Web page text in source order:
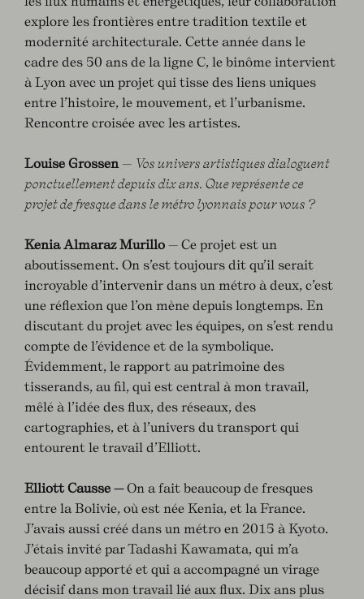
explore les frontières entre tradition textile et
modernité architecturale. Cette année dans le
cadre des 50 ans de la ligne C, le binôme intervient
à Lyon avec un projet qui tisse des liens uniques
entre l’histoire, le mouvement, et l’urbanisme.
Rencontre croisée avec les artistes.
Louise Grossen — Vos univers artistiques dialoguent
ponctuellement depuis dix ans. Que représente ce
projet de fresque dans le métro lyonnais pour vous ?
Kenia Almaraz Murillo — Ce projet est un
aboutissement. On s’est toujours dit qu’il serait
incroyable d’intervenir dans un métro à deux, c’est
une réflexion que l’on mène depuis longtemps. En
discutant du projet avec les équipes, on s’est rendu
compte de l’évidence et de la symbolique.
Évidemment, le rapport au patrimoine des
tisserands, au fil, qui est central à mon travail,
mêlé à l’idée des flux, des réseaux, des
cartographies, et à l’univers du transport qui
entourent le travail d’Elliott.
Elliott Causse —On a fait beaucoup de fresques
entre la Bolivie, où est née Kenia, et la France.
J’avais aussi créé dans un métro en 2015 à Kyoto.
J’étais invité par Tadashi Kawamata, qui m’a
beaucoup apporté et qui a accompagné un virage
décisif dans mon travail lié aux flux. Dix ans plus